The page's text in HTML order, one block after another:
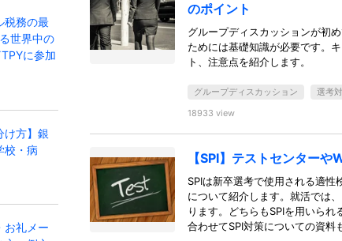
税務の最
世界中の
に参加
け方】銀
校・病
お礼メー
のポイント
グループディスカッションが初
ためには基礎知識が必要です。
ト、注意点を紹介します。
グループディスカッション
選考
18933 view
【SPI】テストセンター
SPIは新卒選考で使用される適
について紹介します。就活では
ります。どちらもSPIを用いられ
合わせてSPI対策についての資料